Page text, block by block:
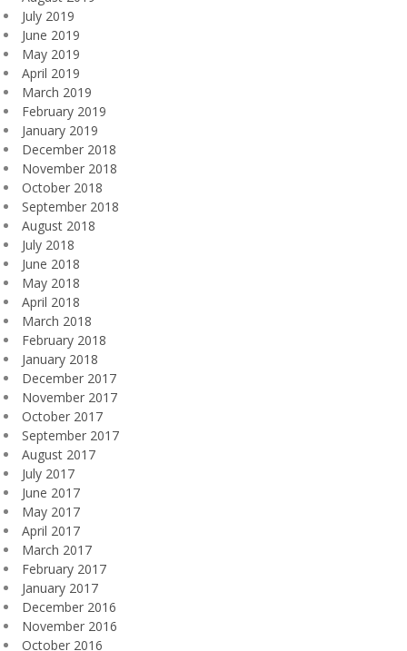
July 2019
June 2019
May 2019
April 2019
March 2019
February 2019
January 2019
December 2018
November 2018
October 2018
September 2018
August 2018
July 2018
June 2018
May 2018
April 2018
March 2018
February 2018
January 2018
December 2017
November 2017
October 2017
September 2017
August 2017
July 2017
June 2017
May 2017
April 2017
March 2017
February 2017
January 2017
December 2016
November 2016
October 2016